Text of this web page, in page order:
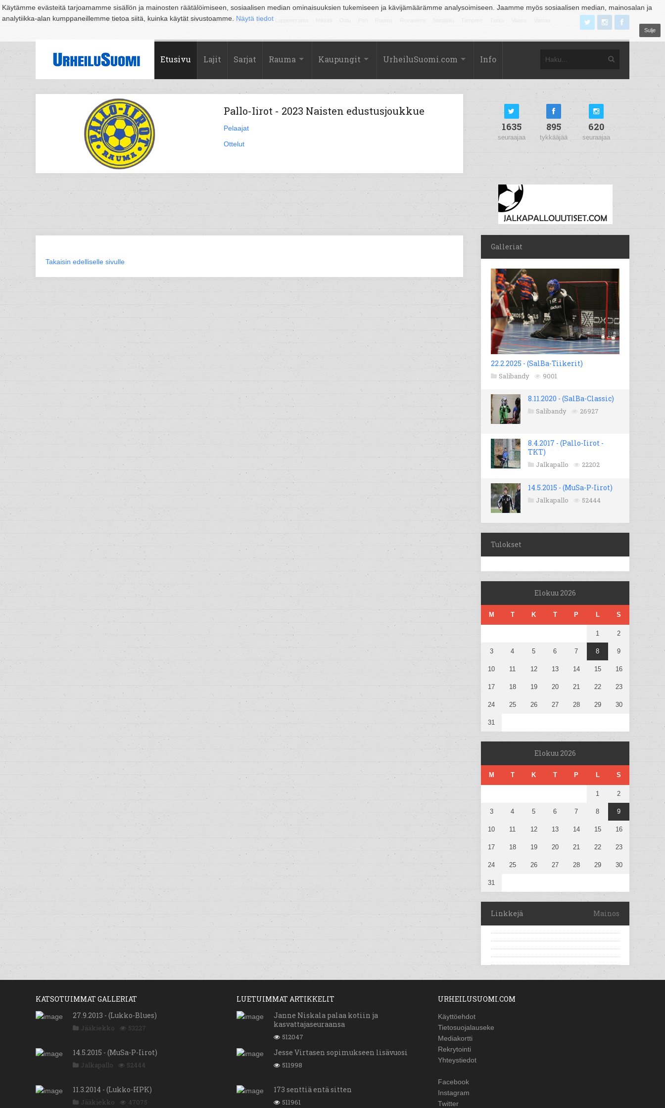
Käytämme evästeitä tarjoamamme sisällön ja mainosten räätälöimiseen, sosiaalisen median ominaisuuksien tukemiseen ja kävijämäärämme analysoimiseen. Jaamme myös sosiaalisen median, mainosalan ja
analytiikka-alan kumppaneillemme tietoa siitä, kuinka käytät sivustoamme. Näytä tiedot
Sulje
Suomi Espoo Helsinki Hämeenlinna Joensuu Jyväskylä Kouvola Kuopio Lahti
Etusivu Lajit Sarjat Rauma Kaupungit UrheiluSuomi.com Info
Pallo-Iirot - 2023 Naisten edustusjoukkue
Pelaajat
Ottelut
Takaisin edelliselle sivulle
1635
seuraajaa
895
tykkääjää
620
seuraajaa
Galleriat
22.2.2025 - (SalBa-Tiikerit)
Salibandy 9001
8.11.2020 - (SalBa-Classic)
Salibandy 26927
8.4.2017 - (Pallo-Iirot -
TKT)
Jalkapallo 22202
14.5.2015 - (MuSa-P-Iirot)
Jalkapallo 52444
Tulokset
Elokuu 2026
M T K T P L S
1 2
3 4 5 6 7 8 9
10 11 12 13 14 15 16
17 18 19 20 21 22 23
24 25 26 27 28 29 30
31
Elokuu 2026
M T K T P L S
1 2
3 4 5 6 7 8 9
10 11 12 13 14 15 16
17 18 19 20 21 22 23
24 25 26 27 28 29 30
31
Linkkejä Mainos
KATSOTUIMMAT GALLERIAT
27.9.2013 - (Lukko-Blues)
Jääkiekko 53227
14.5.2015 - (MuSa-P-Iirot)
Jalkapallo 52444
11.3.2014 - (Lukko-HPK)
Jääkiekko 47075
LUETUIMMAT ARTIKKELIT
Janne Niskala palaa kotiin ja
kasvattajaseuraansa
512047
Jesse Virtasen sopimukseen lisävuosi
511998
173 senttiä entä sitten
511961
URHEILUSUOMI.COM
Käyttöehdot
Tietosuojalauseke
Mediakortti
Rekrytointi
Yhteystiedot
Facebook
Instagram
Twitter